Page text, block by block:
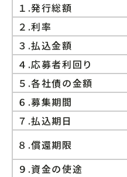
１.発行総額
２.利率
３.払込金額
４.応募者利回り
５.各社債の金額
６.募集期間
７.払込期日
８.償還期限
９.資金の使途